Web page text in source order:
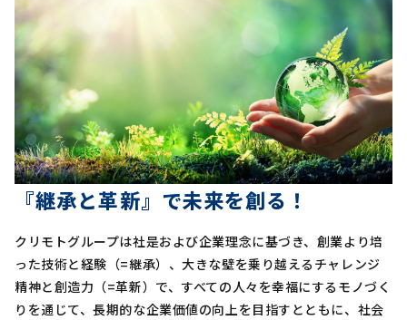
『継承と革新』で未来を創る！
クリモトグループは社是および企業理念に基づき、創業より培
った技術と経験（=継承）、大きな壁を乗り越えるチャレンジ
精神と創造力（=革新）で、すべての人々を幸福にするモノづく
りを通じて、長期的な企業価値の向上を目指すとともに、社会